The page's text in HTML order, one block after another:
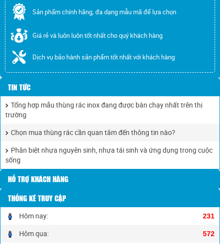
Sản phẩm chính hãng, đa dạng mẫu mã để lựa chọn
Giá rẻ và luôn luôn tốt nhất cho quý khách hàng
Dịch vụ bảo hành sản phẩm tốt nhất với khách hàng
TIN TỨC
Tổng hợp mẫu thùng rác inox đang được bán chạy nhất trên thị
trường
Chọn mua thùng rác cần quan tâm đến thông tin nào?
Phân biệt nhựa nguyên sinh, nhựa tái sinh và ứng dụng trong cuộc
sống
HỖ TRỢ KHÁCH HÀNG
THỐNG KÊ TRUY CẬP
Hôm nay: 231
Hôm qua: 572